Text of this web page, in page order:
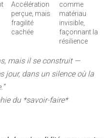
Accélération
perçue, mais
fragilité
cachée
comme
matériau
invisible,
façonnant la
résilience
mais il se construit —
jour, dans un silence où la
du *savoir-faire*